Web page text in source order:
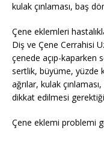
kulak çınlaması, baş
Çene eklemleri
Diş ve Çene Cerrahisi
çenede açıp-kaparken
sertlik, büyüme, yüzde
ağrılar, kulak
dikkat edilmesi
Çene eklemi problemi